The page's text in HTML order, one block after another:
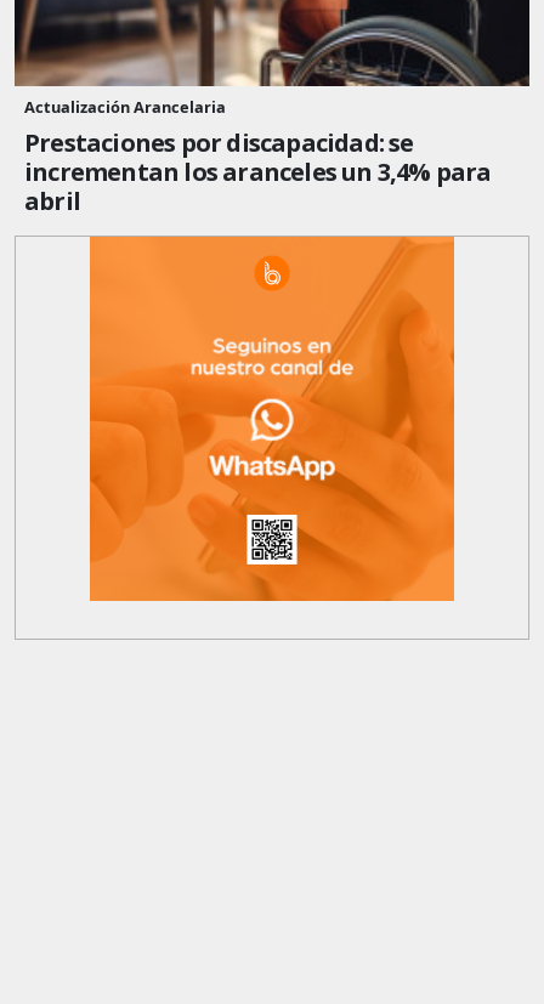
Actualización Arancelaria
Prestaciones por discapacidad: se
incrementan los aranceles un 3,4% para
abril